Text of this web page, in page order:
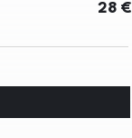
28 €